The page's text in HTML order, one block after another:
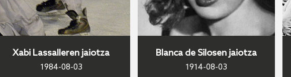
Xabi Lassalleren jaiotza
1984-08-03
Blanca de Silosen jaiotza
1914-08-03